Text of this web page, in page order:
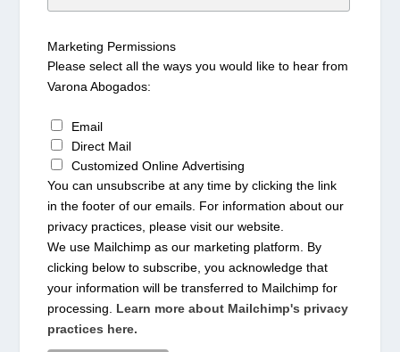
Marketing Permissions
Please select all the ways you would like to hear from
Varona Abogados:
Email
Direct Mail
Customized Online Advertising
You can unsubscribe at any time by clicking the link
in the footer of our emails. For information about our
privacy practices, please visit our website.
We use Mailchimp as our marketing platform. By
clicking below to subscribe, you acknowledge that
your information will be transferred to Mailchimp for
processing. Learn more about Mailchimp's privacy
practices here.